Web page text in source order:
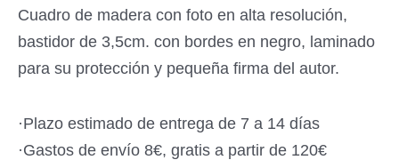
Cuadro de madera con foto en alta resolución,
bastidor de 3,5cm. con bordes en negro, laminado
para su protección y pequeña firma del autor.
·Plazo estimado de entrega de 7 a 14 días
·Gastos de envío 8€, gratis a partir de 120€